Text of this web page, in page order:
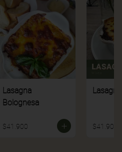
Lasagna
Bolognesa
$41.900 $41.900